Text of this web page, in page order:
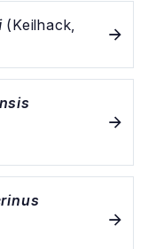
(Keilhack,